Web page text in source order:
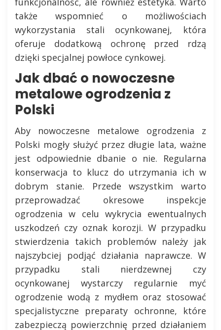
także wspomnieć o możliwościach
wykorzystania stali ocynkowanej, która
oferuje dodatkową ochronę przed rdzą
dzięki specjalnej powłoce cynkowej.
Jak dbać o nowoczesne
metalowe ogrodzenia z
Polski
Aby nowoczesne metalowe ogrodzenia z
Polski mogły służyć przez długie lata, ważne
jest odpowiednie dbanie o nie. Regularna
konserwacja to klucz do utrzymania ich w
dobrym stanie. Przede wszystkim warto
przeprowadzać okresowe inspekcje
ogrodzenia w celu wykrycia ewentualnych
uszkodzeń czy oznak korozji. W przypadku
stwierdzenia takich problemów należy jak
najszybciej podjąć działania naprawcze. W
przypadku stali nierdzewnej czy
ocynkowanej wystarczy regularnie myć
ogrodzenie wodą z mydłem oraz stosować
specjalistyczne preparaty ochronne, które
zabezpieczą powierzchnię przed działaniem